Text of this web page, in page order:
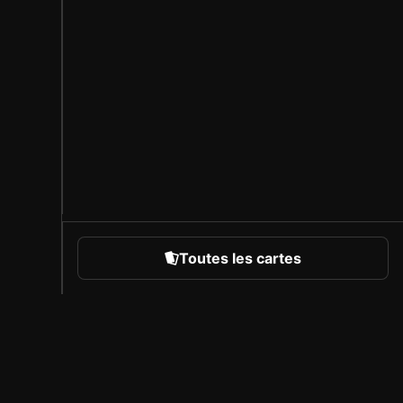
Toutes les cartes